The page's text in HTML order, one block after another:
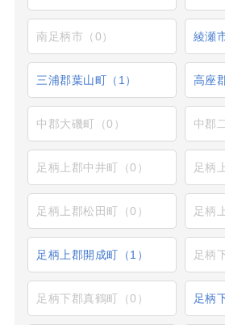
南足柄市（0） 綾瀬
三浦郡葉山町（1） 高座
中郡大磯町（0） 中郡
足柄上郡中井町（0） 足柄
足柄上郡松田町（0） 足柄
足柄上郡開成町（1） 足柄
足柄下郡真鶴町（0） 足柄